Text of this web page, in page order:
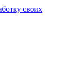
своих